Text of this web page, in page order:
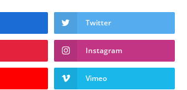
Twitter
Instagram
Vimeo